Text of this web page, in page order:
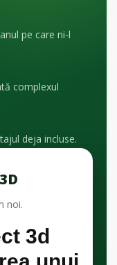
pe care ni-l
complexul
deja incluse.
noi.
3d